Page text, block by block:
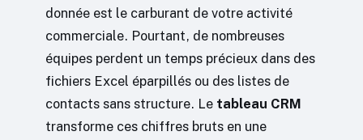
donnée est le carburant de votre activité
commerciale. Pourtant, de nombreuses
équipes perdent un temps précieux dans des
fichiers Excel éparpillés ou des listes de
contacts sans structure. Le tableau CRM
transforme ces chiffres bruts en une